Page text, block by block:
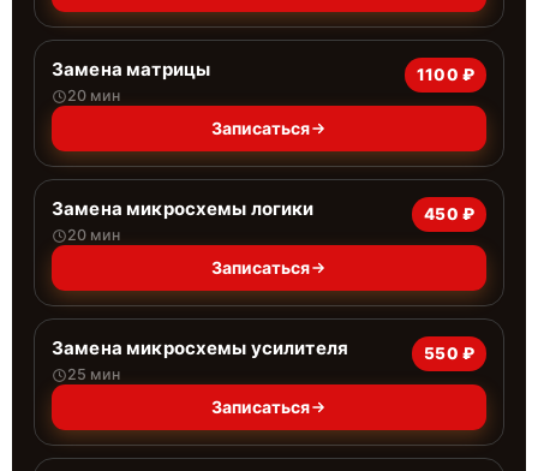
Замена матрицы
20 мин
1100 ₽
Записаться
Замена микросхемы логики
20 мин
450 ₽
Записаться
Замена микросхемы усилителя
25 мин
550 ₽
Записаться